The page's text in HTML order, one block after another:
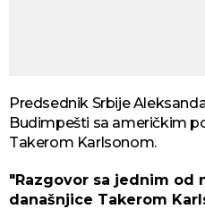
Predsednik Srbije
Budimpešti sa američkim
Takerom Karlsonom.
"Razgovor sa jednim od
današnjice Takerom